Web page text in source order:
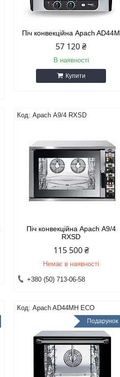
Піч конвекційна Apach AD44M
57 120 ₴
В наявності
Купити
Apach А9/4 RXSD
Піч конвекційна Apach А9/4
RXSD
115 500 ₴
Немає в наявності
+380 (50) 713-06-58
Apach AD44MH ECO
Подарунок